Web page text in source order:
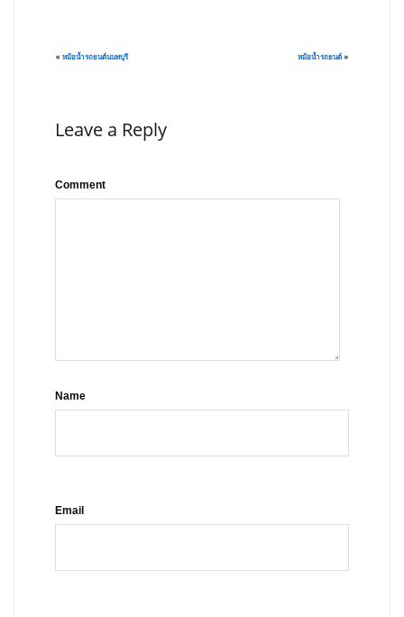
« หม้อน้ำรถยนต์นนทบุรี หม้อน้ำรถยนต์ »
Leave a Reply
Comment
Name
Email